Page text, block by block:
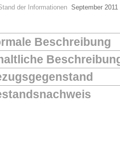
der Informationen September 2011
Beschreibung